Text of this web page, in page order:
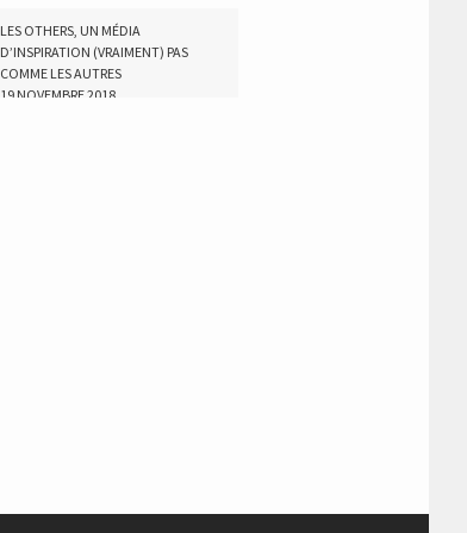
LES OTHERS, UN MÉDIA
D’INSPIRATION (VRAIMENT) PAS
COMME LES AUTRES
19 NOVEMBRE 2018